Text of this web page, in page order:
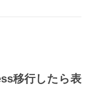
移行したら表